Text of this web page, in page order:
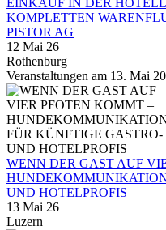
EINKAUF IN DER
KOMPLETTEN
PISTOR AG
12 Mai 26
Rothenburg
Veranstaltungen am 13. Mai
WENN DER GAST AUF
UND HOTELPROFIS
13 Mai 26
Luzern